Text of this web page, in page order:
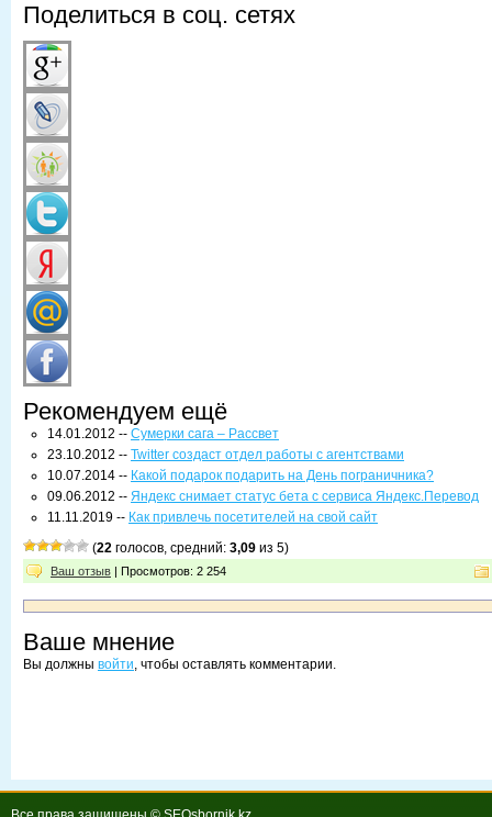
Поделиться в соц. сетях
Рекомендуем ещё
14.01.2012 -- Сумерки сага – Рассвет
23.10.2012 -- Twitter создаст отдел работы с агентствами
10.07.2014 -- Какой подарок подарить на День пограничника?
09.06.2012 -- Яндекс снимает статус бета с сервиса Яндекс.Перевод
11.11.2019 -- Как привлечь посетителей на свой сайт
(22 голосов, средний: 3,09 из 5)
Ваш отзыв | Просмотров: 2 254
Ваше мнение
Вы должны войти, чтобы оставлять комментарии.